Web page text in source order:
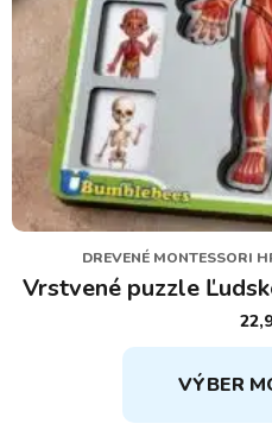
DREVENÉ MONTESSORI
Vrstvené puzzle
VÝBER
Tento
produkt
má